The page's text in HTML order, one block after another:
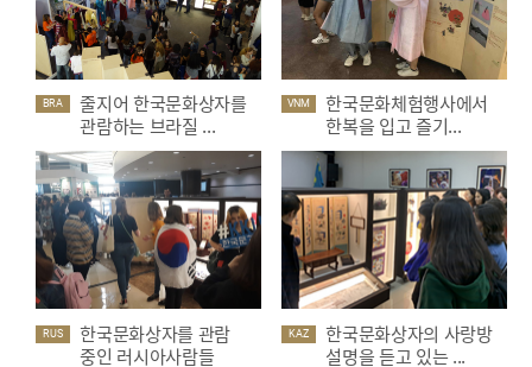
BRA
줄지어 한국문화상자를
관람하는 브라질 ...
VNM
한국문화체험행사에서
한복을 입고 즐기...
RUS
한국문화상자를 관람
중인 러시아사람들
KAZ
한국문화상자의 사랑방
설명을 듣고 있는 ...